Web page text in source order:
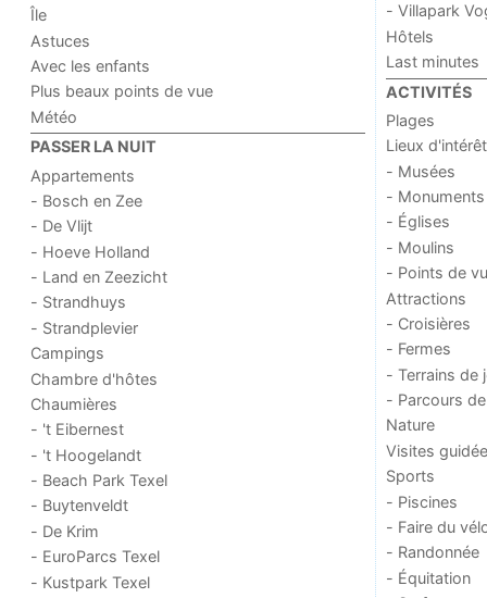
Île
Astuces
Avec les enfants
Plus beaux points de vue
Météo
PASSER LA NUIT
Appartements
- Bosch en Zee
- De Vlijt
- Hoeve Holland
- Land en Zeezicht
- Strandhuys
- Strandplevier
Campings
Chambre d'hôtes
Chaumières
- 't Eibernest
- 't Hoogelandt
- Beach Park Texel
- Buytenveldt
- De Krim
- EuroParcs Texel
- Kustpark Texel
- Villapark
Hôtels
Last minutes
ACTIVITÉS
Plages
Lieux d'intérêt
- Musées
- Monuments
- Églises
- Moulins
- Points de
Attractions
- Croisières
- Fermes
- Terrains de
- Parcours
Nature
Visites
Sports
- Piscines
- Faire du
- Randonnée
- Équitation